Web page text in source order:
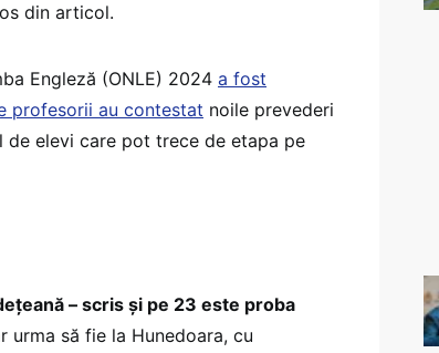
din articol.
Engleză (ONLE) 2024 a fost
profesorii au contestat noile prevederi
elevi care pot trece de etapa pe
– scris și pe 23 este proba
urma să fie la Hunedoara, cu